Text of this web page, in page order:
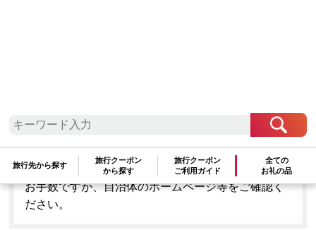
旅行先から探す
旅行クーポン
から探す
旅行クーポン
ご利用ガイド
全ての
お礼の品
「奈良県上北山村」はふるぽからお申込みをするこ
とはできません。
お手数ですが、自治体のホームページ等をご確認く
ださい。